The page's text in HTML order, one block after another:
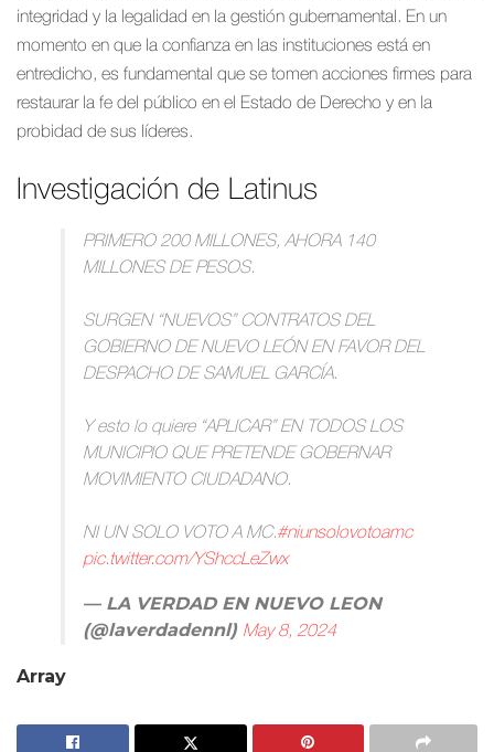
integridad y la legalidad en la gestión gubernamental. En un
momento en que la confianza en las instituciones está en
entredicho, es fundamental que se tomen acciones firmes para
restaurar la fe del público en el Estado de Derecho y en la
probidad de sus líderes.
Investigación de Latinus
PRIMERO 200 MILLONES, AHORA 140
MILLONES DE PESOS.
SURGEN “NUEVOS” CONTRATOS DEL
GOBIERNO DE NUEVO LEÓN EN FAVOR DEL
DESPACHO DE SAMUEL GARCÍA.
Y esto lo quiere “APLICAR” EN TODOS LOS
MUNICIPIO QUE PRETENDE GOBERNAR
MOVIMIENTO CIUDADANO.
NI UN SOLO VOTO A MC.#niunsolovotoamc
pic.twitter.com/YShccLeZwx
— LA VERDAD EN NUEVO LEON
(@laverdadennl) May 8, 2024
Array